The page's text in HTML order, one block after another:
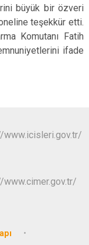
büyük bir özveri
teşekkür etti.
Komutanı Fatih
ifade